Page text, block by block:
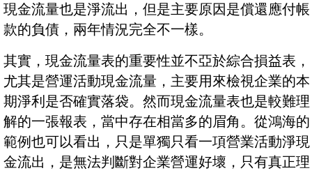
現金流量也是淨流出，但是主要原因是償還應付帳
款的負債，兩年情況完全不一樣。
其實，現金流量表的重要性並不亞於綜合損益表，
尤其是營運活動現金流量，主要用來檢視企業的本
期淨利是否確實落袋。然而現金流量表也是較難理
解的一張報表，當中存在相當多的眉角。從鴻海的
範例也可以看出，只是單獨只看一項營業活動淨現
金流出，是無法判斷對企業營運好壞，只有真正理